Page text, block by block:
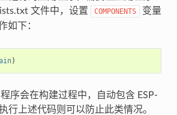
文件中，设置
COMPONENTS
变量
如下：
)
序会在构建过程中，自动包含 ESP-
行上述代码则可以防止此类情况。